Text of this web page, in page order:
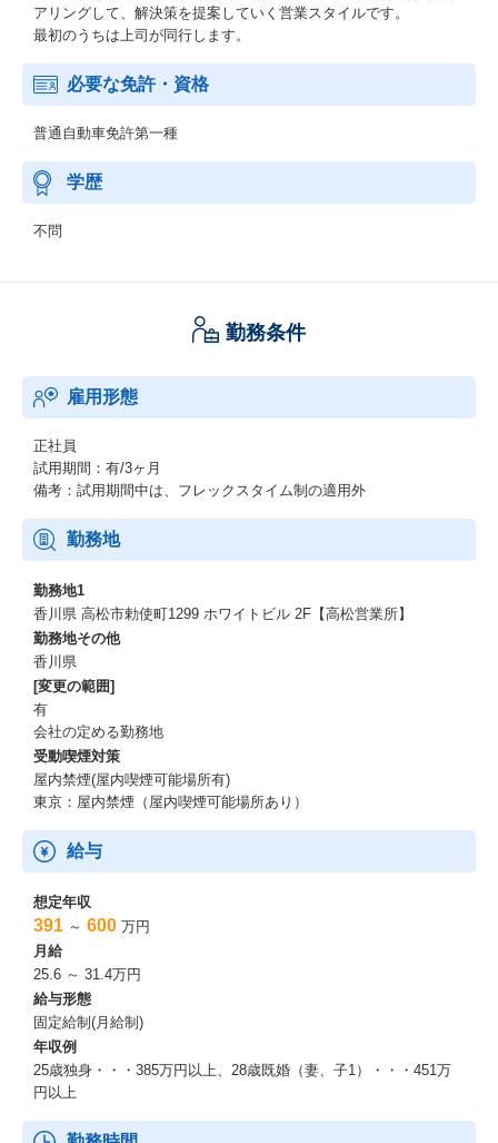
アリングして、解決策を提案していく営業スタイルです。
最初のうちは上司が同行します。
必要な免許・資格
普通自動車免許第一種
学歴
不問
勤務条件
雇用形態
正社員
試用期間：有/3ヶ月
備考：試用期間中は、フレックスタイム制の適用外
勤務地
勤務地1
香川県 高松市勅使町1299 ホワイトビル 2F【高松営業所】
勤務地その他
香川県
[変更の範囲]
有
会社の定める勤務地
受動喫煙対策
屋内禁煙(屋内喫煙可能場所有)
東京：屋内禁煙（屋内喫煙可能場所あり）
給与
想定年収
391 ～ 600 万円
月給
25.6 ～ 31.4万円
給与形態
固定給制(月給制)
年収例
25歳独身・・・385万円以上、28歳既婚（妻、子1）・・・451万
円以上